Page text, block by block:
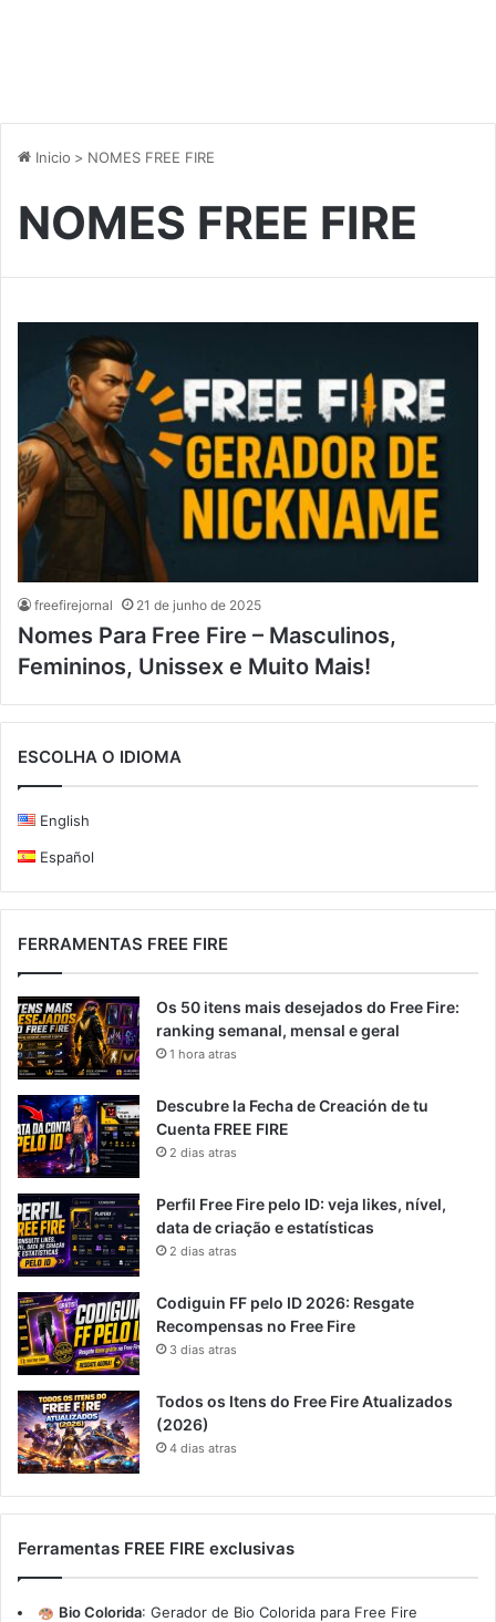
Inicio > NOMES FREE FIRE
NOMES FREE FIRE
freefirejornal 21 de junho de 2025
Nomes Para Free Fire – Masculinos,
Femininos, Unissex e Muito Mais!
ESCOLHA O IDIOMA
English
Español
FERRAMENTAS FREE FIRE
Os 50 itens mais desejados do Free Fire:
ranking semanal, mensal e geral
1 hora atras
Descubre la Fecha de Creación de tu
Cuenta FREE FIRE
2 dias atras
Perfil Free Fire pelo ID: veja likes, nível,
data de criação e estatísticas
2 dias atras
Codiguin FF pelo ID 2026: Resgate
Recompensas no Free Fire
3 dias atras
Todos os Itens do Free Fire Atualizados
(2026)
4 dias atras
Ferramentas FREE FIRE exclusivas
Bio Colorida: Gerador de Bio Colorida para Free Fire